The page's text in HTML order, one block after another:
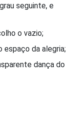
seguinte, e
o vazio;
espaço da alegria;
dança do